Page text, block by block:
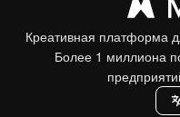
Креативная платформа
Более 1 миллиона